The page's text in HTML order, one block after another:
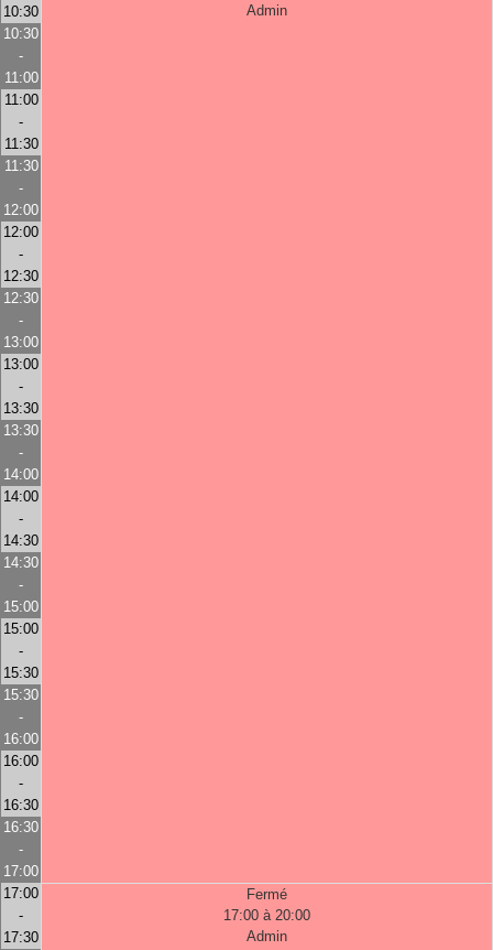
10:30
Admin
10:30
-
11:00
11:00
-
11:30
11:30
-
12:00
12:00
-
12:30
12:30
-
13:00
13:00
-
13:30
13:30
-
14:00
14:00
-
14:30
14:30
-
15:00
15:00
-
15:30
15:30
-
16:00
16:00
-
16:30
16:30
-
17:00
17:00
-
17:30
Fermé
17:00 à 20:00
Admin